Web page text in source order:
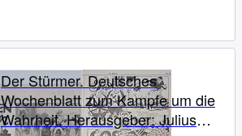
Der Stürmer. Deutsches
Wochenblatt zum Kampfe um die
Wahrheit. Herausgeber: Julius